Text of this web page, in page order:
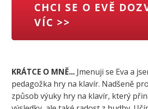
CHCI SE O EVĚ
VÍC >>
KRÁTCE O MNĚ...Jmenuji se Eva a
pedagožka hry na klavír. Nadšeně
způsob výuky hry na klavír, který